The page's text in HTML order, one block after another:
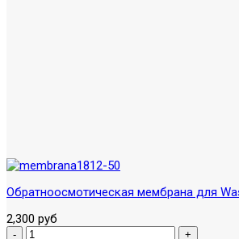
Обратноосмотическая мембрана для
2,300 руб